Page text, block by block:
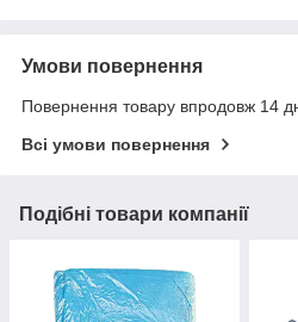
Умови повернення
Повернення товару впродовж 14
Всі умови повернення
Подібні товари компанії